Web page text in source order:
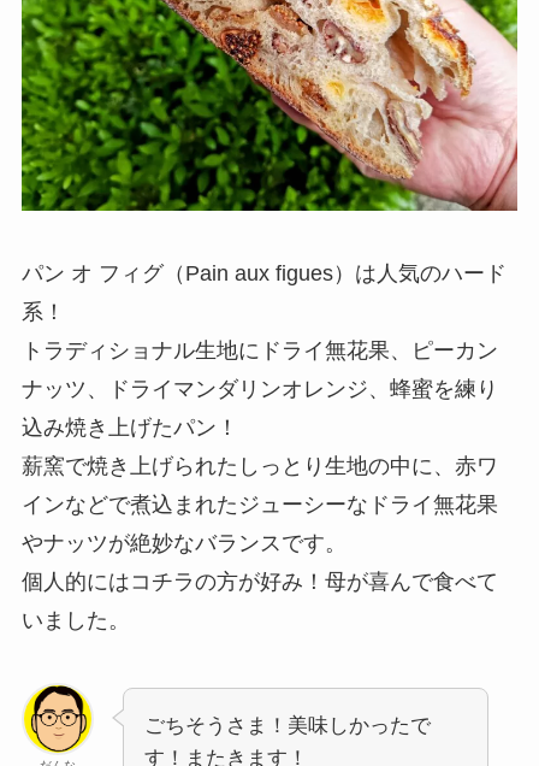
パン オ フィグ（Pain aux figues）は人気のハード
系！
トラディショナル生地にドライ無花果、ピーカン
ナッツ、ドライマンダリンオレンジ、蜂蜜を練り
込み焼き上げたパン！
薪窯で焼き上げられたしっとり生地の中に、赤ワ
インなどで煮込まれたジューシーなドライ無花果
やナッツが絶妙なバランスです。
個人的にはコチラの方が好み！母が喜んで食べて
いました。
ごちそうさま！美味しかったで
す！またきます！